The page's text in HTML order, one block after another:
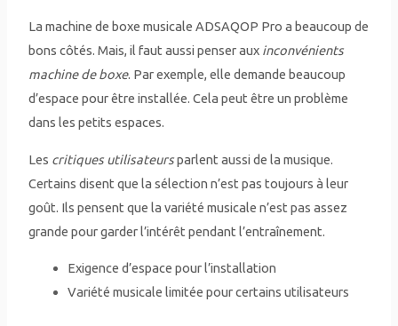
La machine de boxe musicale ADSAQOP Pro a beaucoup de
bons côtés. Mais, il faut aussi penser aux inconvénients
machine de boxe. Par exemple, elle demande beaucoup
d’espace pour être installée. Cela peut être un problème
dans les petits espaces.
Les critiques utilisateursparlent aussi de la musique.
Certains disent que la sélection n’est pas toujours à leur
goût. Ils pensent que la variété musicale n’est pas assez
grande pour garder l’intérêt pendant l’entraînement.
Exigence d’espace pour l’installation
Variété musicale limitée pour certains utilisateurs